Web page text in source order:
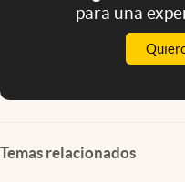
para una
Temas relacionados